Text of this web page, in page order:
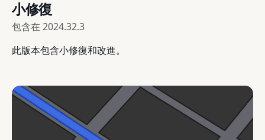
小修復
包含在 2024.32.3
此版本包含小修復和改進。